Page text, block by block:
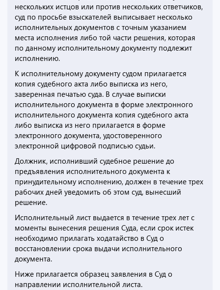
нескольких истцов или против нескольких ответчиков,
суд по просьбе взыскателей выписывает несколько
исполнительных документов с точным указанием
места исполнения либо той части решения, которая
по данному исполнительному документу подлежит
исполнению.
К исполнительному документу судом прилагается
копия судебного акта либо выписка из него,
заверенная печатью суда. В случае выписки
исполнительного документа в форме электронного
исполнительного документа копия судебного акта
либо выписка из него прилагается в форме
электронного документа, удостоверенного
электронной цифровой подписью судьи.
Должник, исполнивший судебное решение до
предъявления исполнительного документа к
принудительному исполнению, должен в течение трех
рабочих дней уведомить об этом суд, вынесший
решение.
Исполнительный лист выдается в течение трех лет с
моменты вынесения решения Суда, если срок истек
необходимо прилагать ходатайство в Суд о
восстановлении срока выдачи исполнительного
документа.
Ниже прилагается образец заявления в Суд о
направлении исполнительной листа.